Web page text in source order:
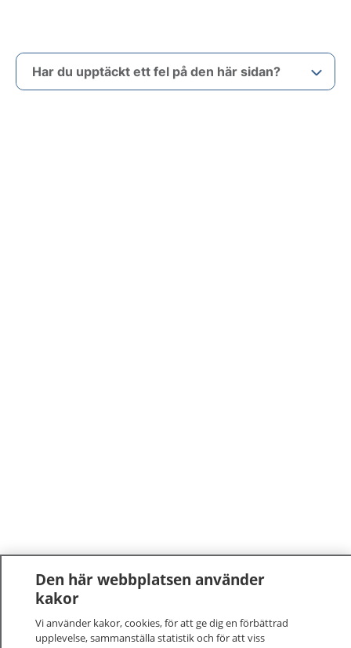
Har du upptäckt ett fel på den här sidan?
Den här webbplatsen använder
kakor
Vi använder kakor, cookies, för att ge dig en förbättrad
upplevelse, sammanställa statistik och för att viss